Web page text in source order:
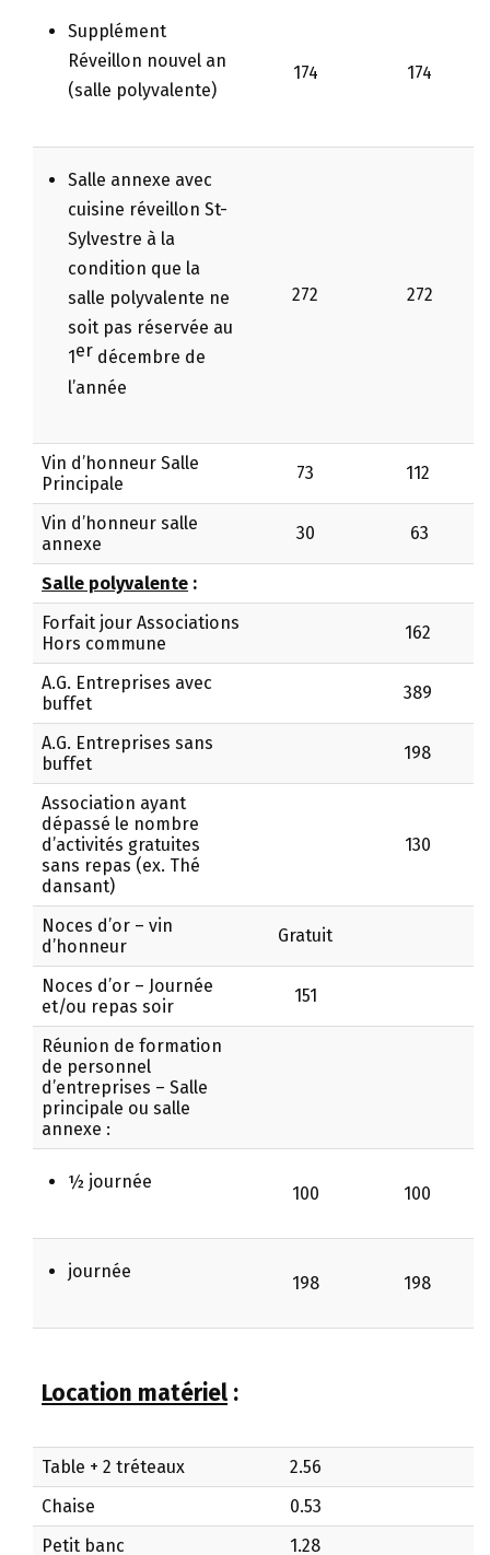
Supplément
Réveillon nouvel an
(salle polyvalente)
174 174
Salle annexe avec
cuisine réveillon St-
Sylvestre à la
condition que la
salle polyvalente ne
soit pas réservée au
1 er décembre de
l’année
272 272
Vin d’honneur Salle
Principale
73 112
Vin d’honneur salle
annexe
30 63
Salle polyvalente :
Forfait jour Associations
Hors commune
162
A.G. Entreprises avec
buffet
389
A.G. Entreprises sans
buffet
198
Association ayant
dépassé le nombre
d’activités gratuites
sans repas (ex. Thé
dansant)
130
Noces d’or – vin
d’honneur
Gratuit
Noces d’or – Journée
et/ou repas soir
151
Réunion de formation
de personnel
d’entreprises – Salle
principale ou salle
annexe :
½ journée
100 100
journée
198 198
Location matériel :
Table + 2 tréteaux
2.56
Chaise
0.53
Petit banc
1.28